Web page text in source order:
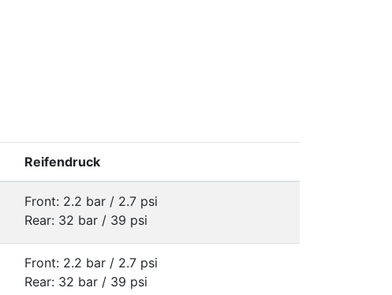
Reifendruck
Front: 2.2 bar / 2.7 psi
Rear: 32 bar / 39 psi
Front: 2.2 bar / 2.7 psi
Rear: 32 bar / 39 psi